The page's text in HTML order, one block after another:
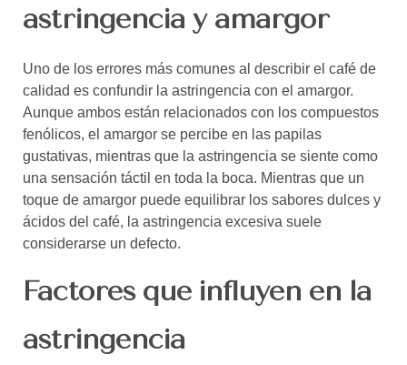
astringencia y amargor
Uno de los errores más comunes al describir el café de
calidad es confundir la astringencia con el amargor.
Aunque ambos están relacionados con los compuestos
fenólicos, el amargor se percibe en las papilas
gustativas, mientras que la astringencia se siente como
una sensación táctil en toda la boca. Mientras que un
toque de amargor puede equilibrar los sabores dulces y
ácidos del café, la astringencia excesiva suele
considerarse un defecto.
Factores que influyen en la
astringencia